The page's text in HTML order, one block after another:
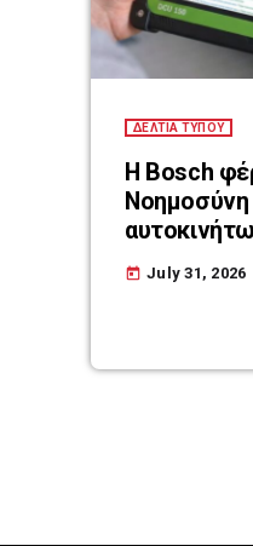
ΔΕΛΤΙΑ ΤΥΠΟΥ
Η Bosch
Νοημοσύνη
today July 31, 2026